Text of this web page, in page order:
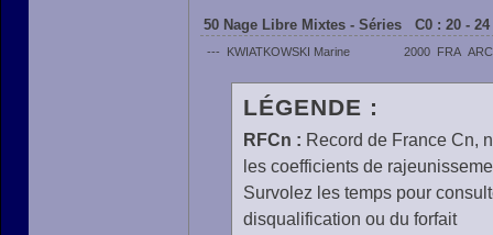
50 Nage Libre Mixtes - Séries C0 : 20 -
--- KWIATKOWSKI Marine 2000 FRA
LÉGENDE :
RFCn : Record de France Cn,
les coefficients de
Survolez les temps pour
disqualification ou du forfait